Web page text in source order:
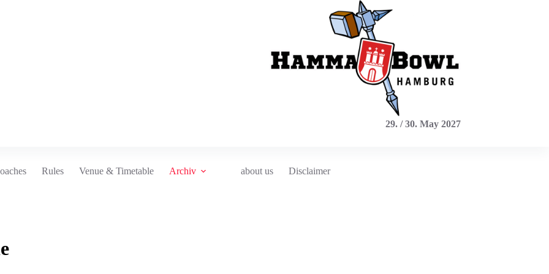
29. / 30. May 2027
Rules Venue & Timetable Archiv about us Disclaimer